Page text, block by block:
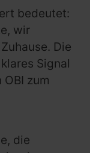
bedeutet:
wir
Die
Signal
zum
die